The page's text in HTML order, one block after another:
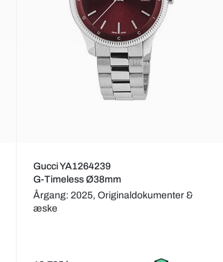
Gucci YA1264239
G-Timeless Ø38mm
Årgang: 2025, Originaldokumenter &
æske